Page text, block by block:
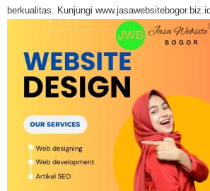
berkualitas. Kunjungi